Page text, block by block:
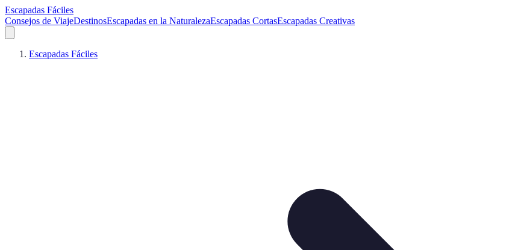
Escapadas Fáciles
Consejos de ViajeDestinosEscapadas en la NaturalezaEscapadas CortasEscapadas Creativas
Escapadas Fáciles